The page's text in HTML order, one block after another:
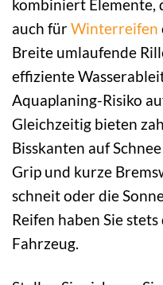
kombiniert Elemente,
auch fürWinterreifen
Breite umlaufende
effiziente
Aquaplaning-Risiko
Gleichzeitig bieten
Bisskanten auf
Grip und kurze
schneit oder die
Reifen haben Sie
Fahrzeug.